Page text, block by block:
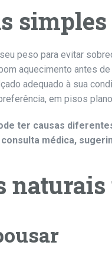
peso para evitar
aquecimento antes
adequado à sua
em pisos
ter causas
médica,